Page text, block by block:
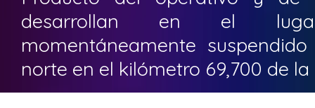
desarrollan en el
momentáneamente
norte en el kilómetro 69,700 de la